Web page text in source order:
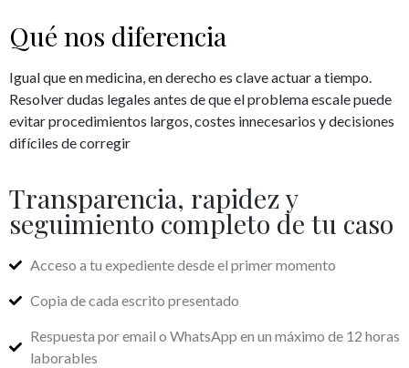
Qué nos diferencia
Igual que en medicina, en derecho es clave actuar a tiempo.
Resolver dudas legales antes de que el problema escale puede
evitar procedimientos largos, costes innecesarios y decisiones
difíciles de corregir
Transparencia, rapidez y
seguimiento completo de tu caso
Acceso a tu expediente desde el primer momento
Copia de cada escrito presentado
Respuesta por email o WhatsApp en un máximo de 12 horas
laborables